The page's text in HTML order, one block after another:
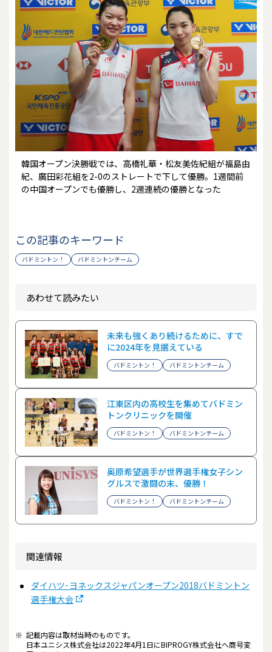
韓国オープン決勝戦では、高橋礼華・松友美佐紀組が福島由
紀、廣田彩花組を2-0のストレートで下して優勝。1週間前
の中国オープンでも優勝し、2週連続の優勝となった
この記事のキーワード
バドミントン！ バドミントンチーム
あわせて読みたい
未来も強くあり続けるために、すで
に2024年を見据えている
バドミントン！ バドミントンチーム
江東区内の高校生を集めてバドミン
トンクリニックを開催
バドミントン！ バドミントンチーム
奥原希望選手が世界選手権女子シン
グルスで激闘の末、優勝！
バドミントン！ バドミントンチーム
関連情報
ダイハツ･ヨネックスジャパンオープン2018バドミントン
選手権大会
※ 記載内容は取材当時のものです。
日本ユニシス株式会社は2022年4月1日にBIPROGY株式会社へ商号変